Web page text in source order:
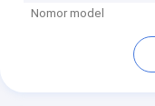
Nomor model